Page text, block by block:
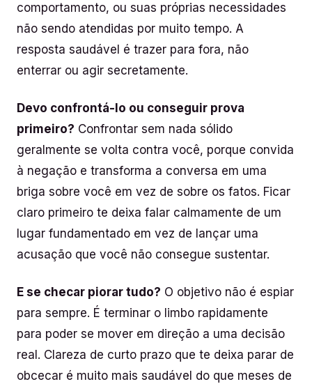
comportamento, ou suas próprias necessidades
não sendo atendidas por muito tempo. A
resposta saudável é trazer para fora, não
enterrar ou agir secretamente.
Devo confrontá-lo ou conseguir prova
primeiro? Confrontar sem nada sólido
geralmente se volta contra você, porque convida
à negação e transforma a conversa em uma
briga sobre você em vez de sobre os fatos. Ficar
claro primeiro te deixa falar calmamente de um
lugar fundamentado em vez de lançar uma
acusação que você não consegue sustentar.
E se checar piorar tudo? O objetivo não é espiar
para sempre. É terminar o limbo rapidamente
para poder se mover em direção a uma decisão
real. Clareza de curto prazo que te deixa parar de
obcecar é muito mais saudável do que meses de